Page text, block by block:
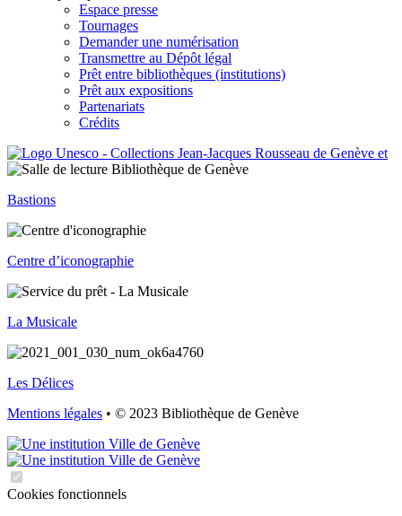
Espace presse
Tournages
Demander une numérisation
Transmettre au Dépôt légal
Prêt entre bibliothèques (institutions)
Prêt aux expositions
Partenariats
Crédits
Bastions
Centre d’iconographie
La Musicale
Les Délices
Mentions légales • © 2023 Bibliothèque de Genève
Cookies fonctionnels